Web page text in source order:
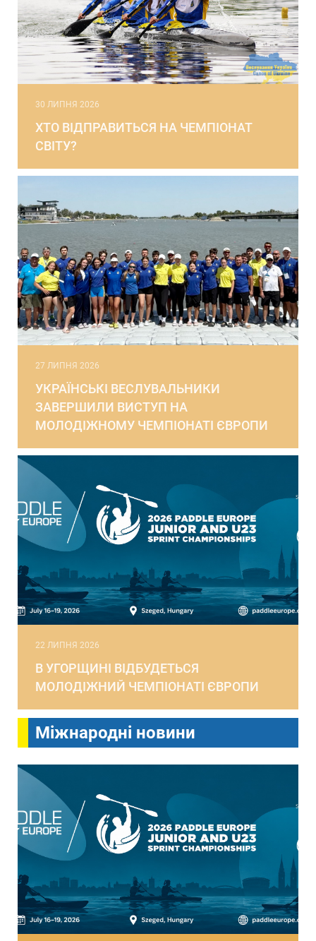
30 ЛИПНЯ 2026
ХТО ВІДПРАВИТЬСЯ НА ЧЕМПІОНАТ
СВІТУ?
27 ЛИПНЯ 2026
УКРАЇНСЬКІ ВЕСЛУВАЛЬНИКИ
ЗАВЕРШИЛИ ВИСТУП НА
МОЛОДІЖНОМУ ЧЕМПІОНАТІ ЄВРОПИ
22 ЛИПНЯ 2026
В УГОРЩИНІ ВІДБУДЕТЬСЯ
МОЛОДІЖНИЙ ЧЕМПІОНАТІ ЄВРОПИ
Міжнародні новини